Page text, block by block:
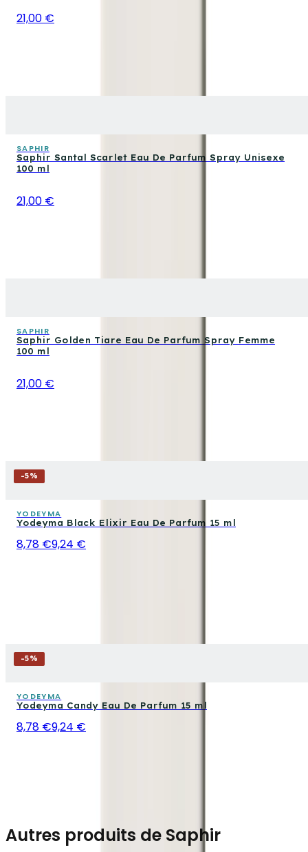
21,00 €
SAPHIR
Saphir Santal Scarlet Eau De Parfum Spray Unisexe
100 ml
21,00 €
SAPHIR
Saphir Golden Tiare Eau De Parfum Spray Femme
100 ml
21,00 €
-5%
YODEYMA
Yodeyma Black Elixir Eau De Parfum 15 ml
8,78 €9,24 €
-5%
YODEYMA
Yodeyma Candy Eau De Parfum 15 ml
8,78 €9,24 €
Autres produits de Saphir